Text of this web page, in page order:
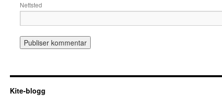
Nettsted
Kite-blogg